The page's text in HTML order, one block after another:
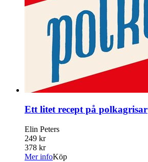
Ett litet recept på polkagrisar
Elin Peters
249 kr
378 kr
Mer infoKöp